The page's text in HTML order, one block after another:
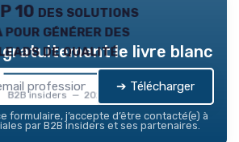
10 des solutions
pour générer des
de qualité
B2B insiders — 2026
gratuitement le livre blanc
➔ Télécharger
formulaire, j’accepte d’être contacté(e) à
par B2B insiders et ses partenaires.